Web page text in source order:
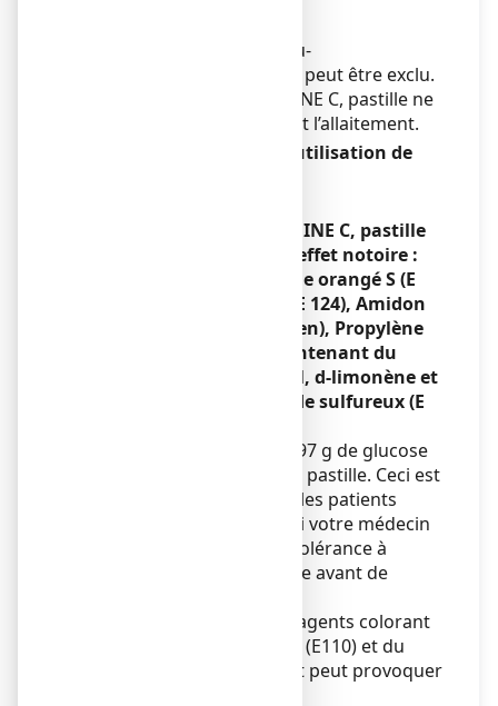
Un risque pour les nouveau-
nés/nourrissons allaités ne peut être exclu.
STREPSILS ORANGE VITAMINE C, pastille ne
doit pas être utilisé pendant l’allaitement.
Conduite de véhicules et utilisation de
STREPSILS ORANGE VITAMINE C, pastille
contient des excipients à effet notoire :
Glucose, Saccharose, Jaune orangé S (E
110), Rouge cochenille A (E 124), Amidon
de blé (contenant du gluten), Propylène
glycol, Sodium, Arôme contenant du
citral, citronellol, géraniol, d-limonène et
linalol, Sulfites – anhydride sulfureux (E
Ce médicament contient 0,97 g de glucose
et 1,44 g de saccharose par pastille. Ceci est
à prendre en compte pour les patients
atteints de diabète sucré. Si votre médecin
vous a informé(e) d'une intolérance à
certains sucres, contactez-le avant de
Ce médicament contient 2 agents colorant
azoïque, du jaune orangé S (E110) et du
rouge cochenille A (E124) et peut provoquer